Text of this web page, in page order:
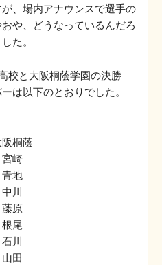
、場内アナウンスで選手の
や、どうなっているんだろ
た。
校と大阪桐蔭学園の決勝
は以下のとおりでした。
蔭